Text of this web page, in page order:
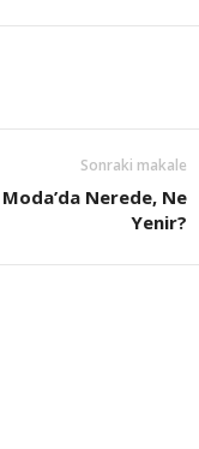
Sonraki makale
Moda’da Nerede, Ne
Yenir?